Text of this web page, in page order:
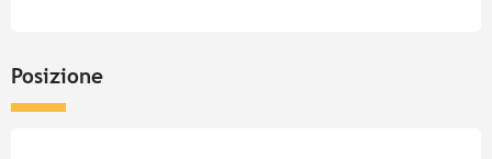
Posizione